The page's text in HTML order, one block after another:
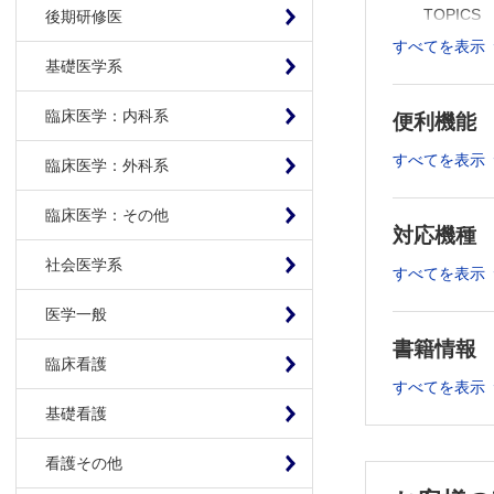
後期研修医
基礎医学系
臨床医学：内科系
臨床医学：外科系
臨床医学：その他
社会医学系
医学一般
臨床看護
基礎看護
看護その他
TOPICS
1.4 異物
1.7 急性眼
1.8 虚血性
2.1 屈折・
2.2 眼位・
2.5 視野検
2.6 涙道
2.9 眼底検
2.10 蛍光
すべてを表示
便利機能
すべてを表示
対応機種
すべてを表示
書籍情報
すべてを表示